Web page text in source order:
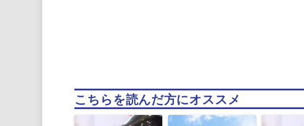
こちらを読んだ方にオススメ